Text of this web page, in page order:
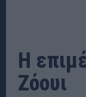
Η
Ζόουι